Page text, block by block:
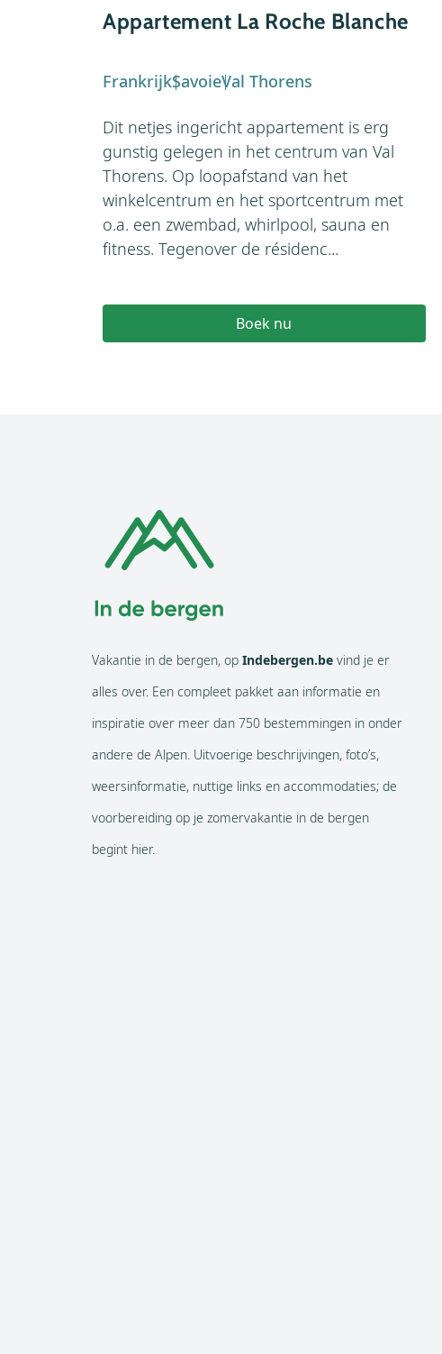
Appartement La Roche Blanche
FrankrijkSavoieVal Thorens
Dit netjes ingericht appartement is erg
gunstig gelegen in het centrum van Val
Thorens. Op loopafstand van het
winkelcentrum en het sportcentrum met
o.a. een zwembad, whirlpool, sauna en
fitness. Tegenover de résidenc...
Boek nu
Vakantie in de bergen, op Indebergen.be vind je er
alles over. Een compleet pakket aan informatie en
inspiratie over meer dan 750 bestemmingen in onder
andere de Alpen. Uitvoerige beschrijvingen, foto’s,
weersinformatie, nuttige links en accommodaties; de
voorbereiding op je zomervakantie in de bergen
begint hier.